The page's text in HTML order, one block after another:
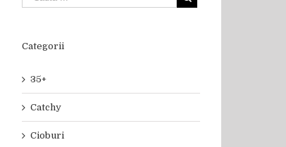
Categorii
35+
Catchy
Cioburi